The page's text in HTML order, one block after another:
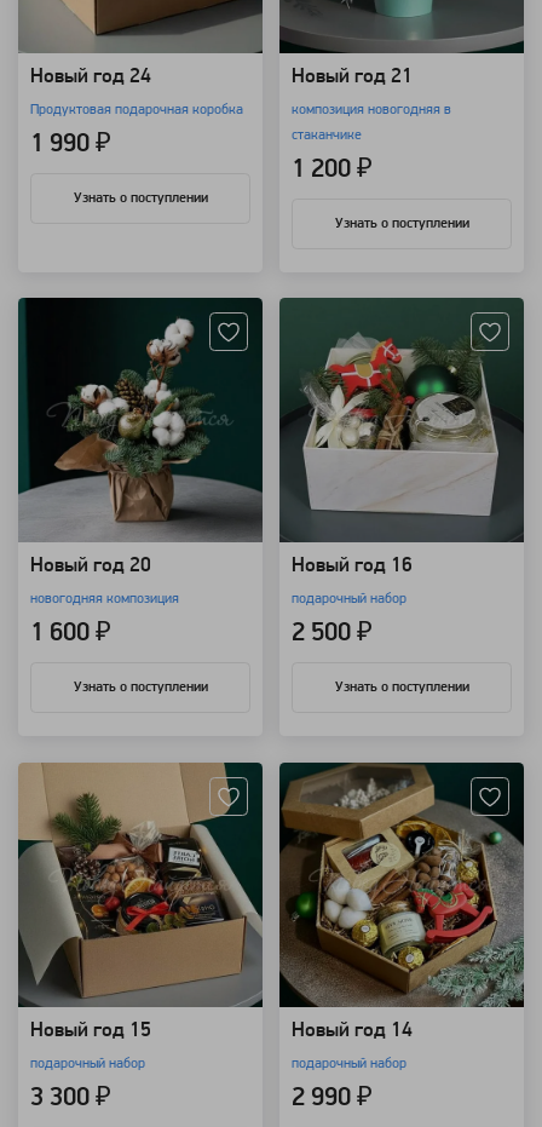
Новый год 24
Продуктовая подарочная коробка
1 990 ₽
Узнать о поступлении
Новый год 21
композиция новогодняя в
стаканчике
1 200 ₽
Узнать о поступлении
Новый год 20
новогодняя композиция
1 600 ₽
Узнать о поступлении
Новый год 16
подарочный набор
2 500 ₽
Узнать о поступлении
Новый год 15
подарочный набор
3 300 ₽
Новый год 14
подарочный набор
2 990 ₽